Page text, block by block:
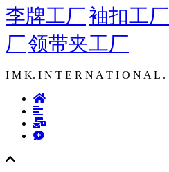
李牌工厂袖扣工厂
厂领带夹工厂
I M K. I N T E R N A T I O N A L .